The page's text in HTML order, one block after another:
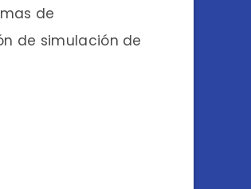
de
de simulación de